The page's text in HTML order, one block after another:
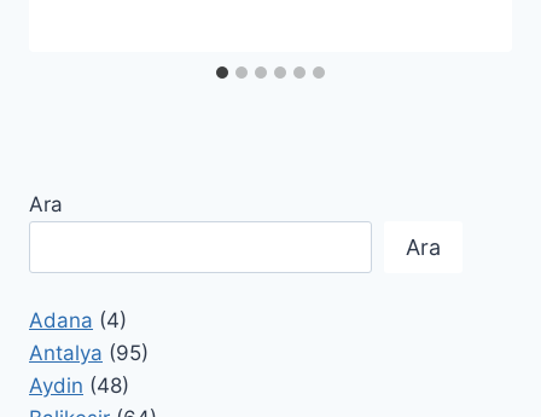
Ara
Ara
Adana (4)
Antalya (95)
Aydin (48)